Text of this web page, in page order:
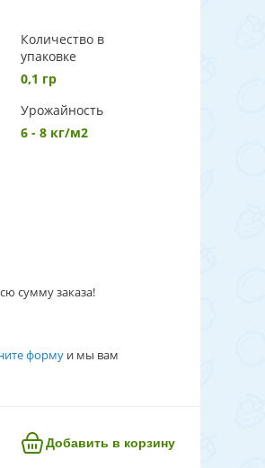
Количество в
упаковке
0,1 гр
Урожайность
6 - 8 кг/м2
сумму заказа!
форму и мы вам
Добавить в корзину